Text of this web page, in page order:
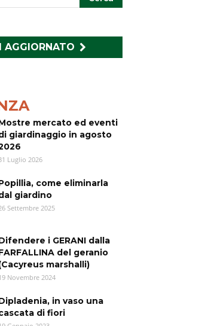
AGGIORNATO
mercato ed eventi
giardinaggio in agosto
Luglio 2026
come eliminarla
giardino
Settembre 2025
i GERANI dalla
del geranio
marshalli)
Novembre 2024
in vaso una
di fiori